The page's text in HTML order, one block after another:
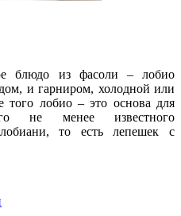
блюдо из фасоли – лобио
и гарниром, холодной или
того лобио – это основа для
не менее известного
то есть лепешек с